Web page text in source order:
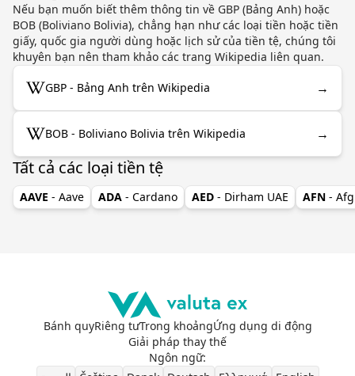
Nếu bạn muốn biết thêm thông tin về GBP (Bảng Anh) hoặc
BOB (Boliviano Bolivia), chẳng hạn như các loại tiền hoặc tiền
giấy, quốc gia người dùng hoặc lịch sử của tiền tệ, chúng tôi
khuyên bạn nên tham khảo các trang Wikipedia liên quan.
GBP - Bảng Anh trên Wikipedia →
BOB - Boliviano Bolivia trên Wikipedia →
Tất cả các loại tiền tệ
AAVE - Aave ADA - Cardano AED - Dirham UAE AFN -
Bánh quyRiêng tưTrong khoảngỨng dụng di động
Giải pháp thay thế
Ngôn ngữ: